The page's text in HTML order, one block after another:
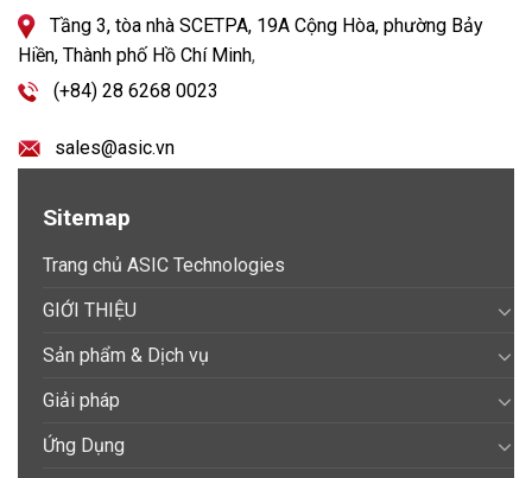
Tầng 3, tòa nhà SCETPA, 19A Cộng Hòa, phường Bảy
Hiền, Thành phố Hồ Chí Minh,
(+84) 28 6268 0023
sales@asic.vn
Sitemap
Trang chủ ASIC Technologies
GIỚI THIỆU
Sản phẩm & Dịch vụ
Giải pháp
Ứng Dụng